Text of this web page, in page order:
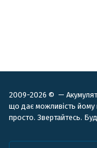
2009-2026 © —
що дає можливість йому
просто. Звертайтесь.